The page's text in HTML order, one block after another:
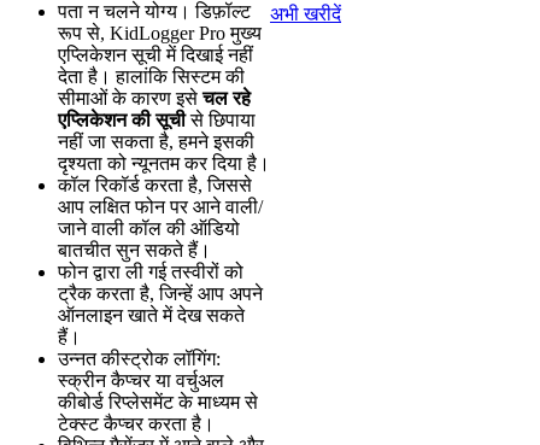
पता न चलने योग्य। डिफ़ॉल्ट
रूप से, KidLogger Pro मुख्य
एप्लिकेशन सूची में दिखाई नहीं
देता है। हालांकि सिस्टम की
सीमाओं के कारण इसेचल रहे
एप्लिकेशन की सूचीसे छिपाया
नहीं जा सकता है, हमने इसकी
दृश्यता को न्यूनतम कर दिया है।
कॉल रिकॉर्ड करता है, जिससे
आप लक्षित फोन पर आने वाली/
जाने वाली कॉल की ऑडियो
बातचीत सुन सकते हैं।
फोन द्वारा ली गई तस्वीरों को
ट्रैक करता है, जिन्हें आप अपने
ऑनलाइन खाते में देख सकते
हैं।
उन्नत कीस्ट्रोक लॉगिंग:
स्क्रीन कैप्चर या वर्चुअल
कीबोर्ड रिप्लेसमेंट के माध्यम से
टेक्स्ट कैप्चर करता है।
अभी खरीदें